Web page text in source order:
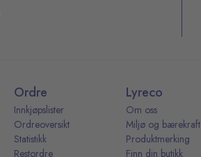
Ordre
Innkjøpslister
Ordreoversikt
Statistikk
Restordre
Lyreco
Om oss
Miljø og bærekraft
Produktmerking
Finn din butikk